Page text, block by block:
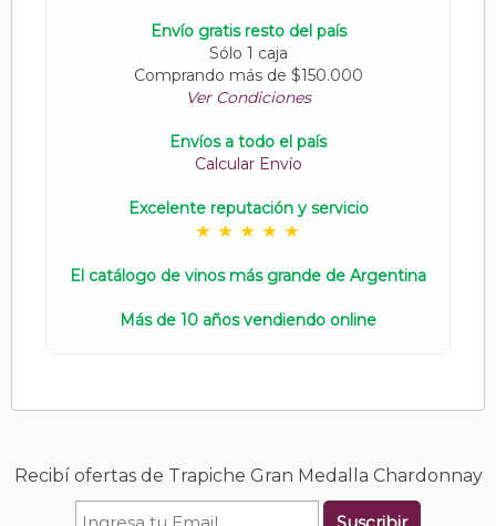
Envío gratis resto del país
Sólo 1 caja
Comprando más de $150.000
Ver Condiciones
Envíos a todo el país
Calcular Envío
Excelente reputación y servicio
El catálogo de vinos más grande de Argentina
Más de 10 años vendiendo online
Recibí ofertas de Trapiche Gran Medalla Chardonnay